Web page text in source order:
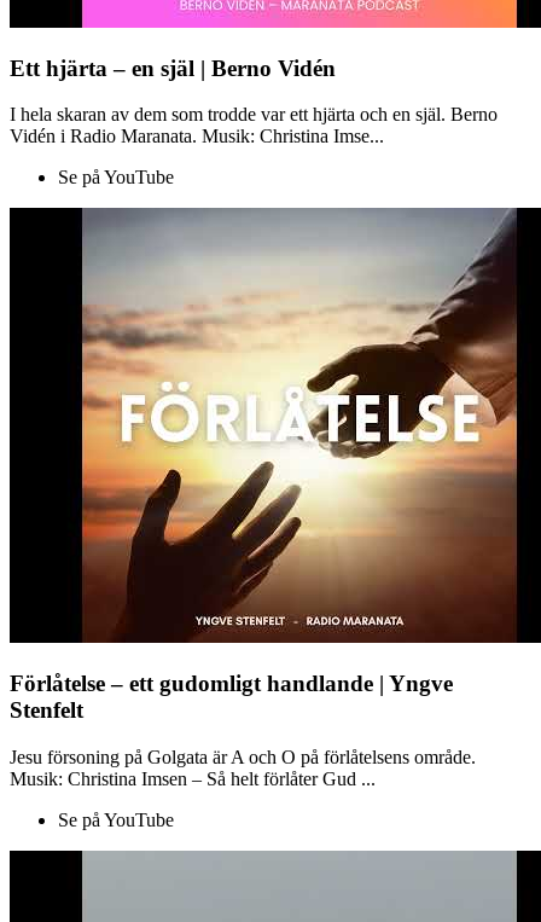
Ett hjärta – en själ | Berno Vidén
I hela skaran av dem som trodde var ett hjärta och en själ. Berno
Vidén i Radio Maranata. Musik: Christina Imse...
Se på YouTube
Förlåtelse – ett gudomligt handlande | Yngve
Stenfelt
Jesu försoning på Golgata är A och O på förlåtelsens område.
Musik: Christina Imsen – Så helt förlåter Gud ...
Se på YouTube